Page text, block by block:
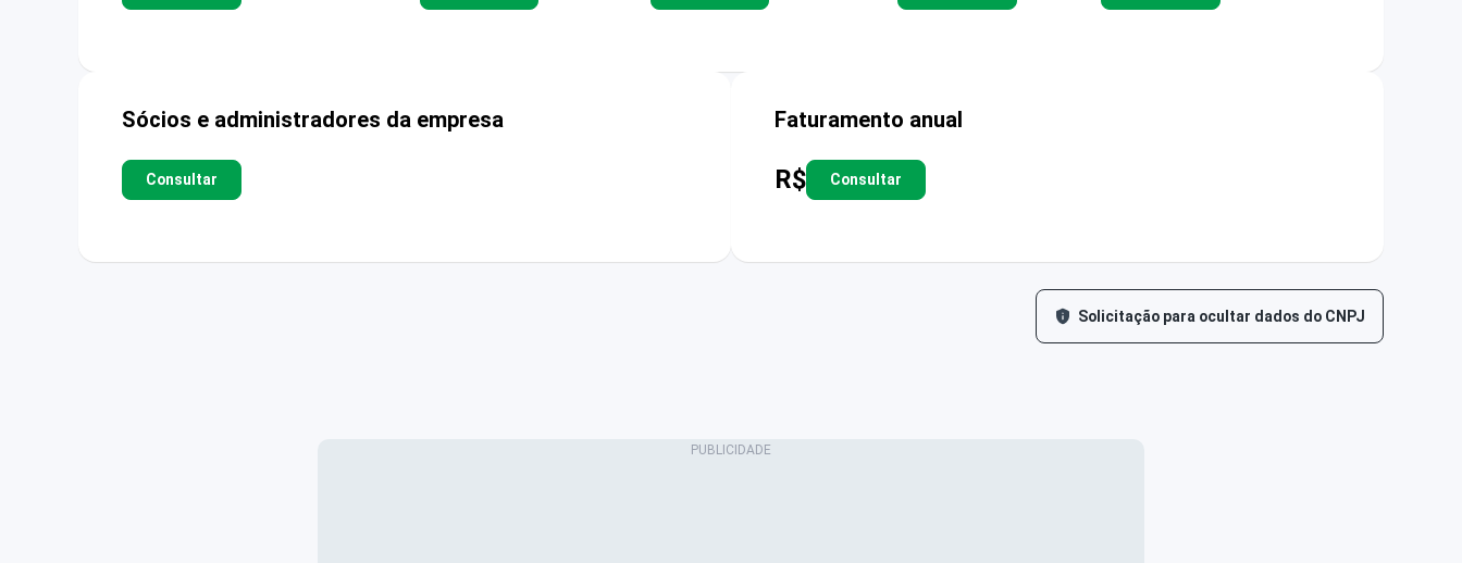
Sócios e administradores da empresa
Consultar
Faturamento anual
R$ Consultar
Solicitação para ocultar dados do CNPJ